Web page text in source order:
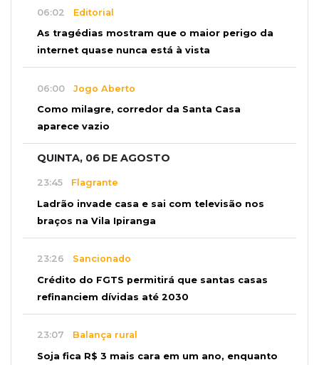
06:02 Editorial
As tragédias mostram que o maior perigo da
internet quase nunca está à vista
06:00 Jogo Aberto
Como milagre, corredor da Santa Casa
aparece vazio
QUINTA, 06 DE AGOSTO
23:45 Flagrante
Ladrão invade casa e sai com televisão nos
braços na Vila Ipiranga
23:26 Sancionado
Crédito do FGTS permitirá que santas casas
refinanciem dívidas até 2030
23:07 Balança rural
Soja fica R$ 3 mais cara em um ano, enquanto